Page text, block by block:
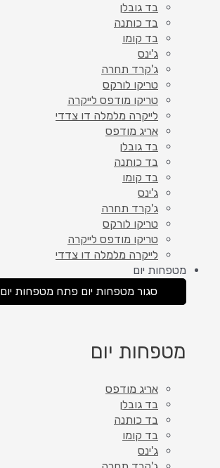
בד גובלן
בד כותנה
בד קומו
ג'ינס
ג'קרד תחרה
טריקו לורקס
טריקו מודפס לייקרה
לייקרה מלמלה דו צדדי
אריג מודפס
בד גובלן
בד כותנה
בד קומו
ג'ינס
ג'קרד תחרה
טריקו לורקס
טריקו מודפס לייקרה
לייקרה מלמלה דו צדדי
מטפחות יום
סגור מטפחות יום פתח מטפחות יום
מטפחות יום
אריג מודפס
בד גובלן
בד כותנה
בד קומו
ג'ינס